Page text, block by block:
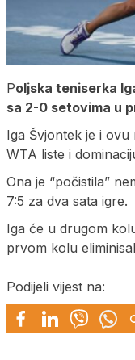
Poljska teniserka
sa 2-0 setovima u
Iga Švjontek je i
WTA liste i
Ona je “počistila”
7:5 za dva sata igre.
Iga će u drugom
prvom kolu
Podijeli vijest na: